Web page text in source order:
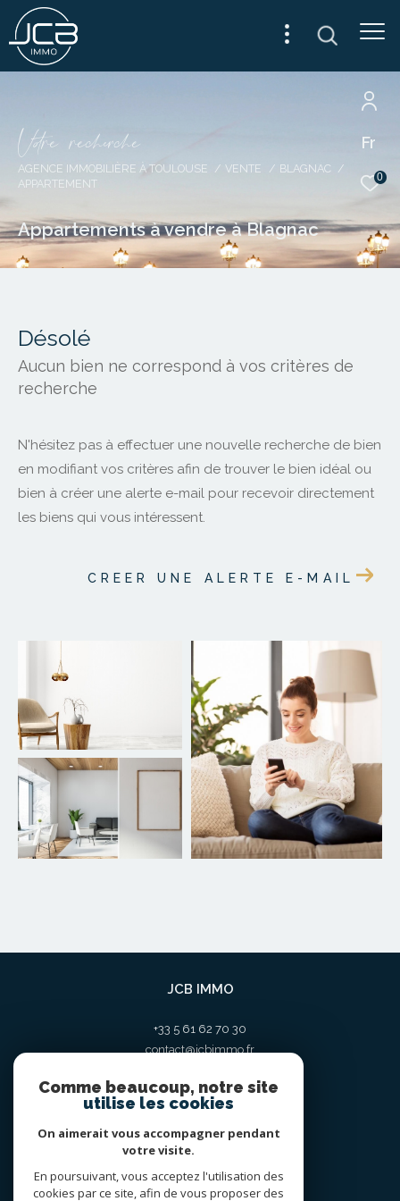
Fr
0
Vore recece
AGENCE IMMOBILIÈRE À TOULOUSE VENTE
BLAGNAC
APPARTEMENT
Appartements à vendre à Blagnac
Désolé
Aucun bien ne correspond à vos critères de
recherche
N'hésitez pas à effectuer une nouvelle recherche de bien
en modifiant vos critères afin de trouver le bien idéal ou
bien à créer une alerte e-mail pour recevoir directement
les biens qui vous intéressent.
CREER UNE ALERTE E-MAIL
JCB IMMO
+33 5 61 62 70 30
contact@jcbimmo.fr
31000 toulouse
ADHÉRENTS
Comme beaucoup, notre site
utilise les cookies
On aimerait vous accompagner pendant
votre visite.
En poursuivant, vous acceptez l'utilisation des
cookies par ce site, afin de vous proposer des